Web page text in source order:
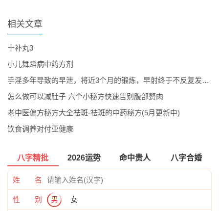
相关文章
十补丸3
小儿舞蹈病中药方剂
手淫多年导致的早泄，将近3个月的锻炼，早射终于不反复发作了。
怎么做可以减肚子 六个小秘方快速告别腹部赘肉
老中医偏方秘方大全祛斑-祛斑的中药秘方(5月更新中)
饮食调养对付亚健康
八字精批 2026运势 命中贵人 八字合婚
姓 名
性 别 男 女